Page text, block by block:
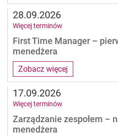
Zobacz więcej
First Time Manager –
menedżera
28.09.2026
Więcej terminów
Zarządzanie zespołem –
menedżera
17.09.2026
Więcej terminów